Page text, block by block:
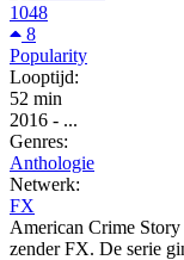
1048
8
Popularity
Looptijd:
52 min
2016 - ...
Genres:
Anthologie
Netwerk:
FX
American Crime Story
zender FX. De serie